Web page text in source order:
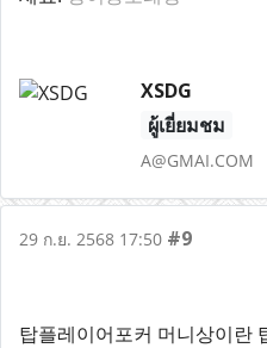
XSDG
ผู้เยี่ยมชม
A@GMAI.COM
29 ก.ย. 2568 17:50 #9
탑플레이어포커 머니상이란